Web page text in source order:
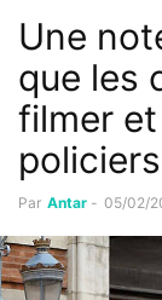
Une
que les
filmer
Par Antar - 05/02/